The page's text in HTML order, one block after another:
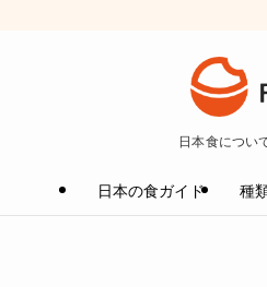
日本食につい
日本の食ガイド 種